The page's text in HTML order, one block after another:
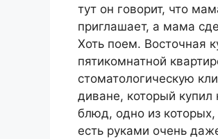
тут он говорит, что
приглашает, а мама
Хоть поем. Восточная
пятикомнатной
стоматологическую
диване, который купил
блюд, одно из
есть руками очень